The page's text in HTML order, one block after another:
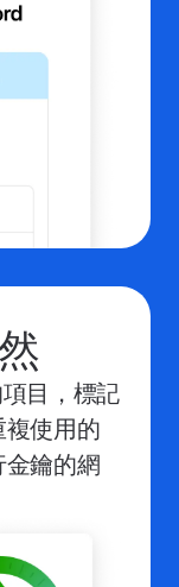
目，標記
使用的
鑰的網